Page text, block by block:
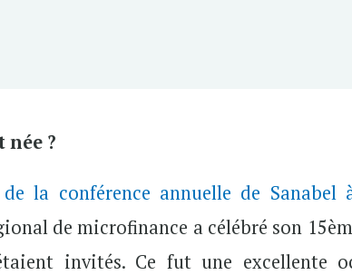
née ?
de la conférence annuelle de Sanabel
de microfinance a célébré son
invités. Ce fut une excellente